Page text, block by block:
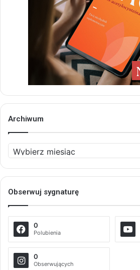
Archiwum
Archiwum
Obserwuj sygnaturę
0
Polubienia
0
Obserwujących